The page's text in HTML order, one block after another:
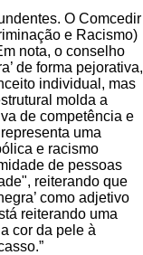
O Comcedir
e Racismo)
nota, o conselho
de forma pejorativa,
individual, mas
molda a
de competência e
uma
e racismo
de pessoas
reiterando que
como adjetivo
reiterando uma
cor da pele à